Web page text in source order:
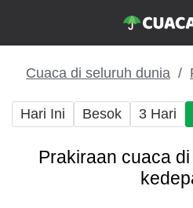
Cuaca di seluruh dunia
Hari Ini Besok 3 Hari
Prakiraan cuaca